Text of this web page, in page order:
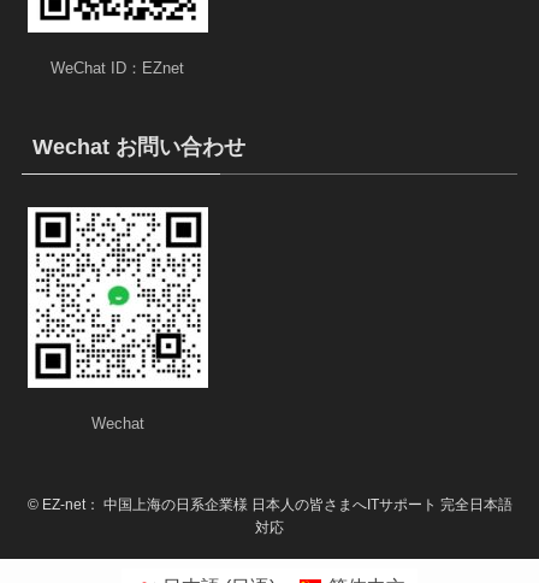
WeChat ID：EZnet
Wechat お問い合わせ
Wechat
©EZ-net： 中国上海の日系企業様 日本人の皆さまへITサポート 完全日本語
対応